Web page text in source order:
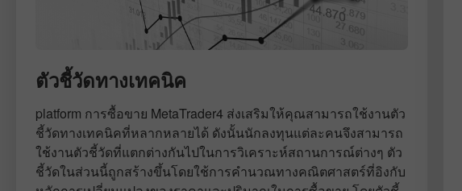
ตัวชี้วัดทางเทคนิค
platform การซื้อขาย MetaTrader4 ส่งเสริมให้คุณสามารถใช้งานตัว
ชี้วัดทางเทคนิคที่หลากหลายได้ ดังนั้นนักลงทุนแต่ละคนจึงสามารถ
ใช้งานตัวชี้วัดที่แตกต่างกันไปในการวิเคราะห์สถานการณ์ต่างๆ ตัว
ชี้วัดในส่วนนี้ถูกสร้างขึ้นโดยใช้การคำนวณทางคณิตศาสตร์ที่อิงกับ